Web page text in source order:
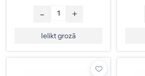
- +
Ielikt grozā